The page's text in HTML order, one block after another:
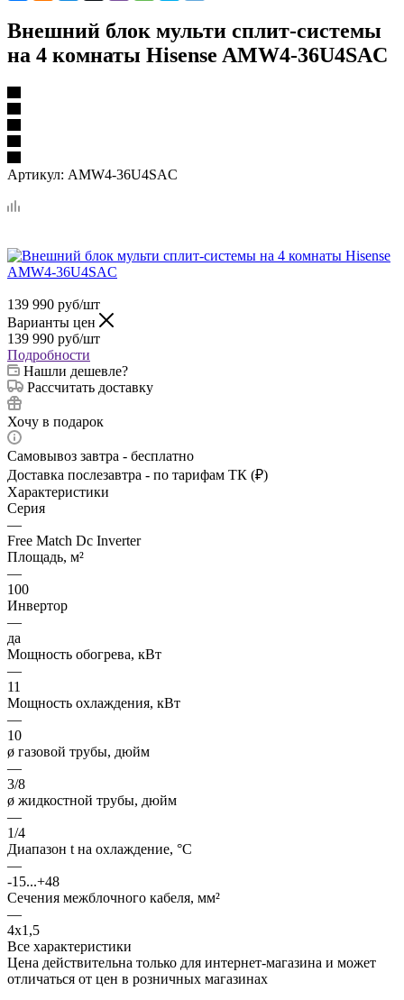
Внешний блок мульти сплит-системы
на 4 комнаты Hisense AMW4-36U4SAC
Артикул: AMW4-36U4SAC
139 990 руб/шт
Варианты цен
139 990 руб/шт
Подробности
Нашли дешевле?
Рассчитать доставку
Хочу в подарок
Самовывоз завтра - бесплатно
Доставка послезавтра - по тарифам ТК (₽)
Характеристики
Серия
—
Free Match Dc Inverter
Площадь, м²
—
100
Инвертор
—
да
Мощность обогрева, кВт
—
11
Мощность охлаждения, кВт
—
10
ø газовой трубы, дюйм
—
3/8
ø жидкостной трубы, дюйм
—
1/4
Диапазон t на охлаждение, °С
—
-15...+48
Сечения межблочного кабеля, мм²
—
4х1,5
Все характеристики
Цена действительна только для интернет-магазина и может
отличаться от цен в розничных магазинах